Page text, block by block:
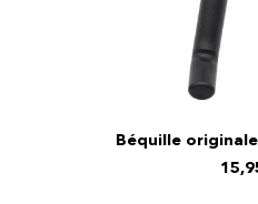
Béquille